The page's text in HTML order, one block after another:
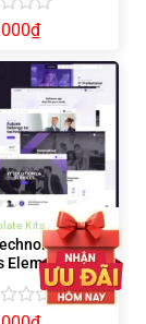
₫
Kits
& IT
Elementor
Kit